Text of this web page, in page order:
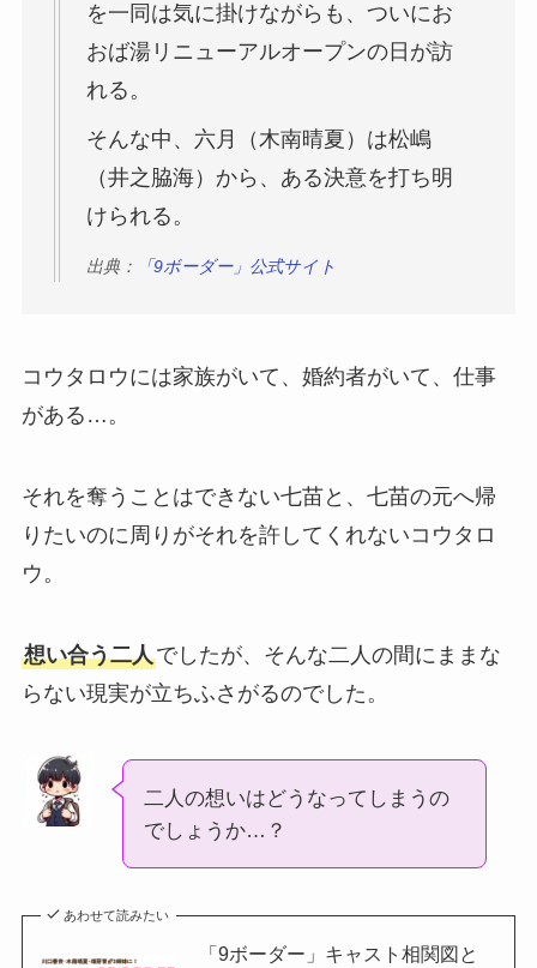
を一同は気に掛けながらも、ついにお
おば湯リニューアルオープンの日が訪
れる。
そんな中、六月（木南晴夏）は松嶋
（井之脇海）から、ある決意を打ち明
けられる。
出典： 「9ボーダー」公式サイト
コウタロウには家族がいて、婚約者がいて、仕事
がある…。
それを奪うことはできない七苗と、七苗の元へ帰
りたいのに周りがそれを許してくれないコウタロ
ウ。
想い合う二人でしたが、そんな二人の間にままな
らない現実が立ちふさがるのでした。
二人の想いはどうなってしまうの
でしょうか…？
あわせて読みたい
「9ボーダー」キャスト相関図と